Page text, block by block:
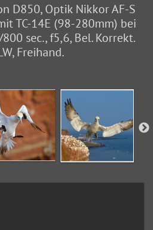
D850, Optik Nikkor AF-S
TC-14E (98-280mm) bei
sec., f5,6, Bel. Korrekt.
Freihand.